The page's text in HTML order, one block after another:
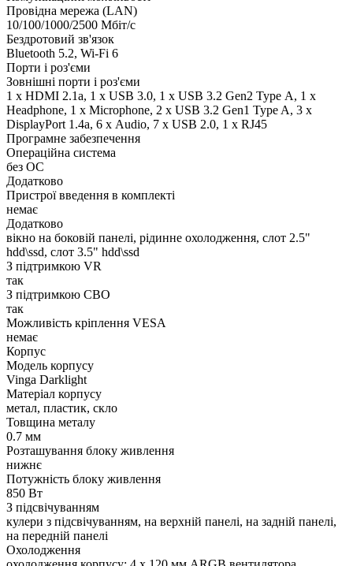
Провідна мережа (LAN)
10/100/1000/2500 Мбіт/с
Бездротовий зв'язок
Bluetooth 5.2, Wi-Fi 6
Порти і роз'єми
Зовнішні порти і роз'єми
1 x HDMI 2.1a, 1 x USB 3.0, 1 x USB 3.2 Gen2 Type А, 1 x
Нeadphone, 1 х Microphone, 2 x USB 3.2 Gen1 Type A, 3 x
DisplayPort 1.4a, 6 х Audio, 7 x USB 2.0, 1 x RJ45
Програмне забезпечення
Операційна система
без ОС
Додатково
Пристрої введення в комплекті
немає
Додатково
вікно на боковій панелі, рідинне охолодження, слот 2.5"
hdd\ssd, слот 3.5" hdd\ssd
З підтримкою VR
так
З підтримкою СВО
так
Можливість кріплення VESA
немає
Корпус
Модель корпусу
Vinga Darklight
Матеріал корпусу
метал, пластик, скло
Товщина металу
0.7 мм
Розташування блоку живлення
нижнє
Потужність блоку живлення
850 Вт
З підсвічуванням
кулери з підсвічуванням, на верхній панелі, на задній панелі,
на передній панелі
Охолодження